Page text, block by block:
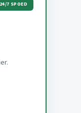
24/7 SPOED